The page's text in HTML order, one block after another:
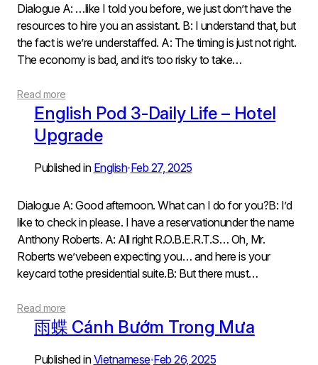
Dialogue A: …like I told you before, we just don’t have the
resources to hire you an assistant. B: I understand that, but
the fact is we’re understaffed. A: The timing is just not right.
The economy is bad, and it’s too risky to take…
Read more
English Pod 3-Daily Life – Hotel
Upgrade
Published in English•Feb 27, 2025
Dialogue A: Good afternoon. What can I do for you?B: I’d
like to check in please. I have a reservationunder the name
Anthony Roberts. A: All right R.O.B.E.R.T.S… Oh, Mr.
Roberts we’vebeen expecting you… and here is your
keycard tothe presidential suite.B: But there must…
Read more
雨蝶 Cánh Bướm Trong Mưa
Published inVietnamese•Feb 26, 2025